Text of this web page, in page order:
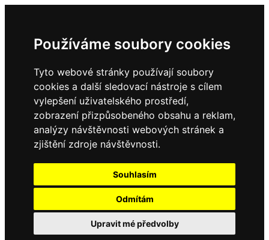
Používáme soubory cookies
Tyto webové stránky používají soubory
cookies a další sledovací nástroje s cílem
vylepšení uživatelského prostředí,
zobrazení přizpůsobeného obsahu a reklam,
analýzy návštěvnosti webových stránek a
zjištění zdroje návštěvnosti.
Souhlasím
Odmítám
Upravit mé předvolby